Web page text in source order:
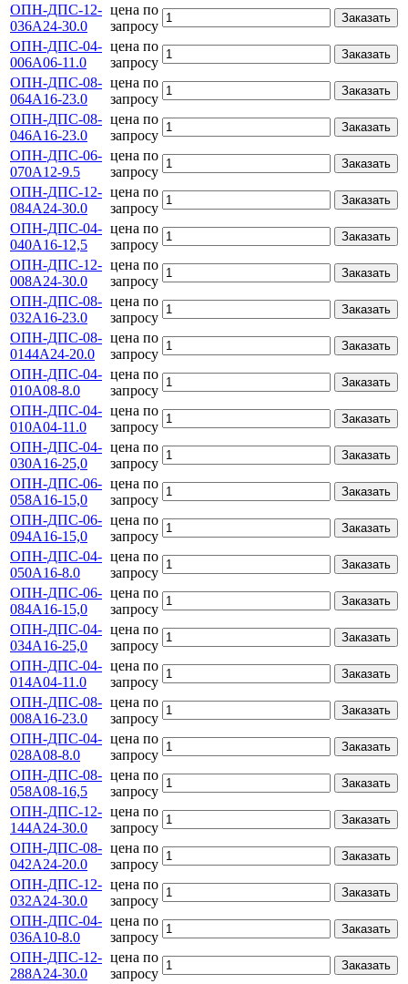
ОПН-ДПС-12-
036А24-30.0
цена по
запросу
Заказать
ОПН-ДПС-04-
006А06-11.0
цена по
запросу
Заказать
ОПН-ДПС-08-
064А16-23.0
цена по
запросу
Заказать
ОПН-ДПС-08-
046А16-23.0
цена по
запросу
Заказать
ОПН-ДПС-06-
070А12-9.5
цена по
запросу
Заказать
ОПН-ДПС-12-
084А24-30.0
цена по
запросу
Заказать
ОПН-ДПС-04-
040А16-12,5
цена по
запросу
Заказать
ОПН-ДПС-12-
008А24-30.0
цена по
запросу
Заказать
ОПН-ДПС-08-
032А16-23.0
цена по
запросу
Заказать
ОПН-ДПС-08-
0144А24-20.0
цена по
запросу
Заказать
ОПН-ДПС-04-
010А08-8.0
цена по
запросу
Заказать
ОПН-ДПС-04-
010А04-11.0
цена по
запросу
Заказать
ОПН-ДПС-04-
030А16-25,0
цена по
запросу
Заказать
ОПН-ДПС-06-
058А16-15,0
цена по
запросу
Заказать
ОПН-ДПС-06-
094А16-15,0
цена по
запросу
Заказать
ОПН-ДПС-04-
050А16-8.0
цена по
запросу
Заказать
ОПН-ДПС-06-
084А16-15,0
цена по
запросу
Заказать
ОПН-ДПС-04-
034А16-25,0
цена по
запросу
Заказать
ОПН-ДПС-04-
014А04-11.0
цена по
запросу
Заказать
ОПН-ДПС-08-
008А16-23.0
цена по
запросу
Заказать
ОПН-ДПС-04-
028А08-8.0
цена по
запросу
Заказать
ОПН-ДПС-08-
058А08-16,5
цена по
запросу
Заказать
ОПН-ДПС-12-
144А24-30.0
цена по
запросу
Заказать
ОПН-ДПС-08-
042А24-20.0
цена по
запросу
Заказать
ОПН-ДПС-12-
032А24-30.0
цена по
запросу
Заказать
ОПН-ДПС-04-
036А10-8.0
цена по
запросу
Заказать
ОПН-ДПС-12-
288А24-30.0
цена по
запросу
Заказать